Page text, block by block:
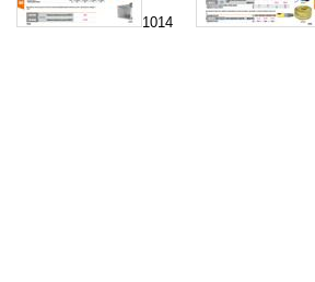
1014